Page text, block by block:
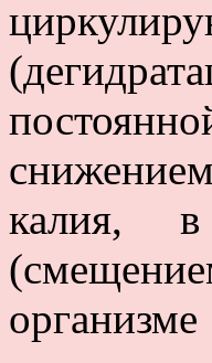
калия, в